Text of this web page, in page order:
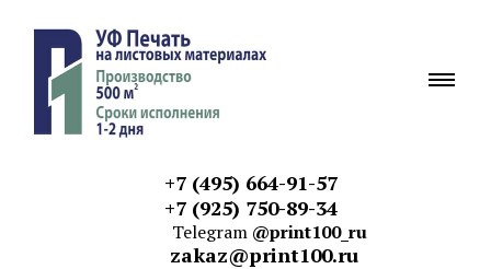
+7 (495) 664-91-57
+7 (925) 750-89-34
Telegram @print100_ru
zakaz@print100.ru